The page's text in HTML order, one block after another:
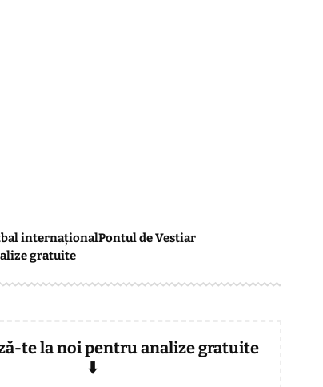
internaționalPontul de Vestiar
gratuite
te la noi pentru analize gratuite
⬇️